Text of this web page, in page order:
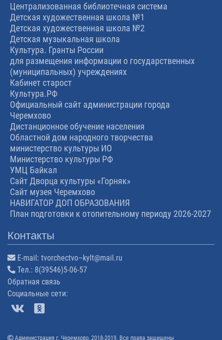
Централизованная библиотечная система
Детская художественная школа №1
Детская художественная школа №2
Детская музыкальная школа
Культура. Гранты России
для размещения информации о государственных
(муниципальных) учреждениях
Кабинет старост
Культура.РФ
Официальный сайт администрации города
Черемхово
Дистанционное обучение населения
Областной дом народного творчества
министерство культуры ИО
Министерство культуры РФ
УМЦ Байкал
Сайт Дворца культуры «Горняк»
Сайт музея Черемхово
НАВИГАТОР ДОП ОБРАЗОВАНИЯ
План подготовки к отопительному периоду 2026-2027
Контакты
E-mail: tvorchectvo–kylt@mail.ru
Тел.: 8(39546)5-06-57
Обратная связь
Cоциальные сети:
Администрация г. Черемхово, 2018-2019. Все права защищены